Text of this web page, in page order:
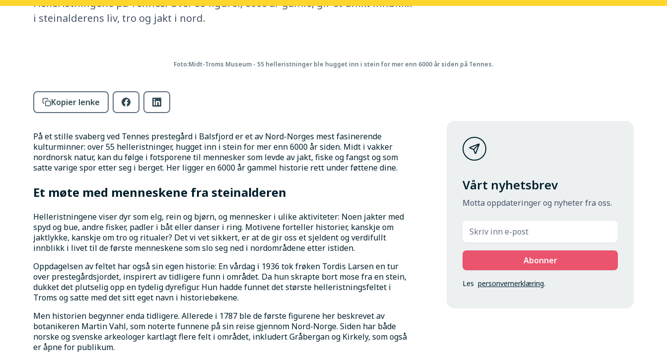
Helleristningene på Tennes: Over 55 figurer, 6000 år gamle, gir et unikt innblikk
i steinalderens liv, tro og jakt i nord.
Foto:Midt-Troms Museum - 55 helleristninger ble hugget inn i stein for mer enn 6000 år siden på Tennes.
Kopier lenke
På et stille svaberg ved Tennes prestegård i Balsfjord er et av Nord-Norges mest fasinerende
kulturminner: over 55 helleristninger, hugget inn i stein for mer enn 6000 år siden. Midt i vakker
nordnorsk natur, kan du følge i fotsporene til mennesker som levde av jakt, fiske og fangst og som
satte varige spor etter seg i berget. Her ligger en 6000 år gammel historie rett under føttene dine.
Et møte med menneskene fra steinalderen
Helleristningene viser dyr som elg, rein og bjørn, og mennesker i ulike aktiviteter: Noen jakter med
spyd og bue, andre fisker, padler i båt eller danser i ring. Motivene forteller historier, kanskje om
jaktlykke, kanskje om tro og ritualer? Det vi vet sikkert, er at de gir oss et sjeldent og verdifullt
innblikk i livet til de første menneskene som slo seg ned i nordområdene etter istiden.
Oppdagelsen av feltet har også sin egen historie: En vårdag i 1936 tok frøken Tordis Larsen en tur
over prestegårdsjordet, inspirert av tidligere funn i området. Da hun skrapte bort mose fra en stein,
dukket det plutselig opp en tydelig dyrefigur. Hun hadde funnet det største helleristningsfeltet i
Troms og satte med det sitt eget navn i historiebøkene.
Men historien begynner enda tidligere. Allerede i 1787 ble de første figurene her beskrevet av
botanikeren Martin Vahl, som noterte funnene på sin reise gjennom Nord-Norge. Siden har både
norske og svenske arkeologer kartlagt flere felt i området, inkludert Gråbergan og Kirkely, som også
er åpne for publikum.
Vårt nyhetsbrev
Motta oppdateringer og nyheter fra oss.
Lespersonvernerklæring.